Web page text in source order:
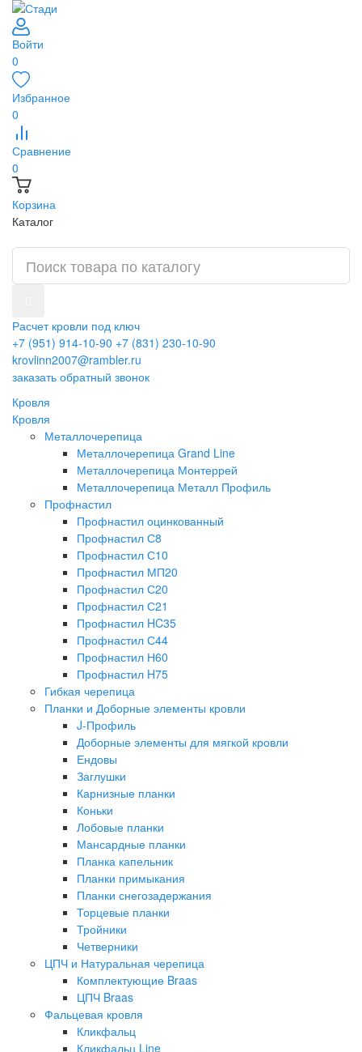
Войти
0
Избранное
0
Сравнение
0
Корзина
Каталог
Расчет кровли под ключ
+7 (951) 914-10-90 +7 (831) 230-10-90
krovlinn2007@rambler.ru
заказать обратный звонок
Кровля
Кровля
Металлочерепица
Металлочерепица Grand Line
Металлочерепица Монтеррей
Металлочерепица Металл Профиль
Профнастил
Профнастил оцинкованный
Профнастил С8
Профнастил С10
Профнастил МП20
Профнастил С20
Профнастил С21
Профнастил HC35
Профнастил С44
Профнастил Н60
Профнастил H75
Гибкая черепица
Планки и Доборные элементы кровли
J-Профиль
Доборные элементы для мягкой кровли
Ендовы
Заглушки
Карнизные планки
Коньки
Лобовые планки
Мансардные планки
Планка капельник
Планки примыкания
Планки снегозадержания
Торцевые планки
Тройники
Четверники
ЦПЧ и Натуральная черепица
Комплектующие Braas
ЦПЧ Braas
Фальцевая кровля
Кликфальц
Кликфальц Line